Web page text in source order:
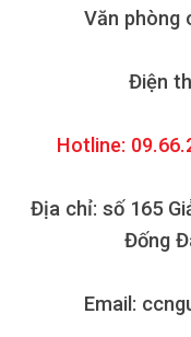
Văn phòng
Điện
Hotline:
Địa chỉ: số 165
Đống
Email: